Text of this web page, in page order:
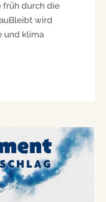
früh durch die
wird
und klima